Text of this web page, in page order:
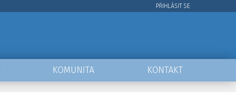
menu
PŘIHLÁSIT SE
KOMUNITA KONTAKT